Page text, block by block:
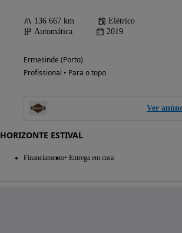
136 667 km
Elétrico
Automática
2019
Ermesinde (Porto)
Profissional • Para o topo
Ver
HORIZONTE ESTIVAL
Financiamento Entrega em casa